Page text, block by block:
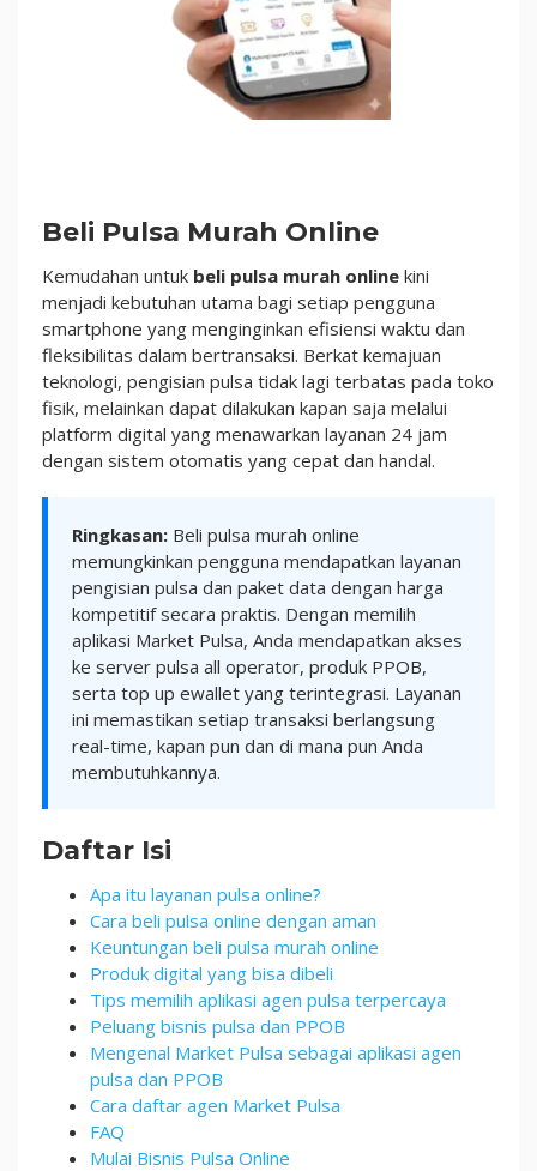
Beli Pulsa Murah Online
Kemudahan untuk beli pulsa murah online kini
menjadi kebutuhan utama bagi setiap pengguna
smartphone yang menginginkan efisiensi waktu dan
fleksibilitas dalam bertransaksi. Berkat kemajuan
teknologi, pengisian pulsa tidak lagi terbatas pada toko
fisik, melainkan dapat dilakukan kapan saja melalui
platform digital yang menawarkan layanan 24 jam
dengan sistem otomatis yang cepat dan handal.
Ringkasan: Beli pulsa murah online
memungkinkan pengguna mendapatkan layanan
pengisian pulsa dan paket data dengan harga
kompetitif secara praktis. Dengan memilih
aplikasi Market Pulsa, Anda mendapatkan akses
ke server pulsa all operator, produk PPOB,
serta top up ewallet yang terintegrasi. Layanan
ini memastikan setiap transaksi berlangsung
real-time, kapan pun dan di mana pun Anda
membutuhkannya.
Daftar Isi
Apa itu layanan pulsa online?
Cara beli pulsa online dengan aman
Keuntungan beli pulsa murah online
Produk digital yang bisa dibeli
Tips memilih aplikasi agen pulsa terpercaya
Peluang bisnis pulsa dan PPOB
Mengenal Market Pulsa sebagai aplikasi agen
pulsa dan PPOB
Cara daftar agen Market Pulsa
FAQ
Mulai Bisnis Pulsa Online